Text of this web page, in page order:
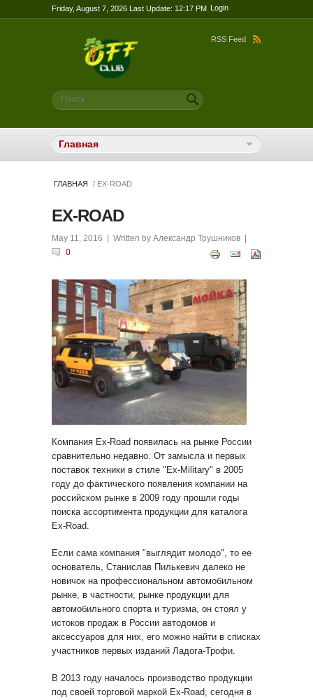
Friday, August 7, 2026 Last Update: 12:17 PM Login
RSS Feed
Форма поиска
Поиск
ГЛАВНАЯ / EX-ROAD
EX-ROAD
May 11, 2016 | Written by Александр Трушников
0
Компания Ex-Road появилась на рынке России
сравнительно недавно. От замысла и первых
поставок техники в стиле "Ex-Military" в 2005
году до фактического появления компании на
российском рынке в 2009 году прошли годы
поиска ассортимента продукции для каталога
Ex-Road.
Если сама компания "выглядит молодо", то ее
основатель, Станислав Пилькевич далеко не
новичок на профессиональном автомобильном
рынке, в частности, рынке продукции для
автомобильного спорта и туризма, он стоял у
истоков продаж в России автодомов и
аксессуаров для них, его можно найти в списках
участников первых изданий Ладога-Трофи.
В 2013 году началось производство продукции
под своей торговой маркой Ex-Road, сегодня в